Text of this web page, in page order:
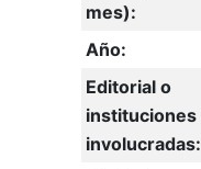
mes):
Año:
Editorial o
instituciones
involucradas: